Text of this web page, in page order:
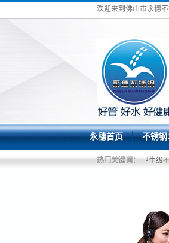
欢迎来到佛山市永穗不
永穗首页 不锈钢
热门关键词： 卫生级